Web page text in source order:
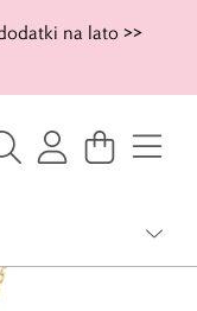
na lato >>